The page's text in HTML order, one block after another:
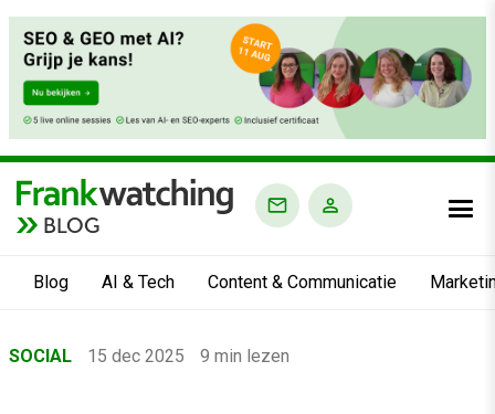
BLOG
Blog AI & Tech Content & Communicatie
›
SOCIAL 15 dec 2025 9 min lezen